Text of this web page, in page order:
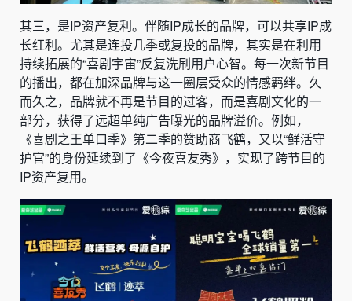
其三，是IP资产复利。伴随IP成长的品牌，可以共享IP成
长红利。尤其是连投几季或复投的品牌，其实是在利用
持续拓展的“喜剧宇宙”反复洗刷用户心智。每一次新节目
的播出，都在加深品牌与这一圈层受众的情感羁绊。久
而久之，品牌就不再是节目的过客，而是喜剧文化的一
部分，获得了远超单纯广告曝光的品牌溢价。例如，
《喜剧之王单口季》第二季的赞助商飞鹤，又以“鲜活守
护官”的身份延续到了《今夜喜友秀》，实现了跨节目的
IP资产复用。